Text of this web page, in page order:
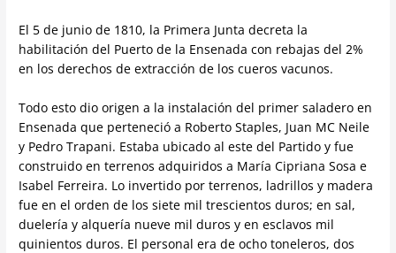
El 5 de junio de 1810, la Primera Junta decreta la
habilitación del Puerto de la Ensenada con rebajas del 2%
en los derechos de extracción de los cueros vacunos.
Todo esto dio origen a la instalación del primer saladero en
Ensenada que perteneció a Roberto Staples, Juan MC Neile
y Pedro Trapani. Estaba ubicado al este del Partido y fue
construido en terrenos adquiridos a María Cipriana Sosa e
Isabel Ferreira. Lo invertido por terrenos, ladrillos y madera
fue en el orden de los siete mil trescientos duros; en sal,
duelería y alquería nueve mil duros y en esclavos mil
quinientos duros. El personal era de ocho toneleros, dos